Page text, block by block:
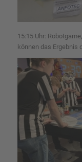
15:15 Uhr:
können das Ergebnis